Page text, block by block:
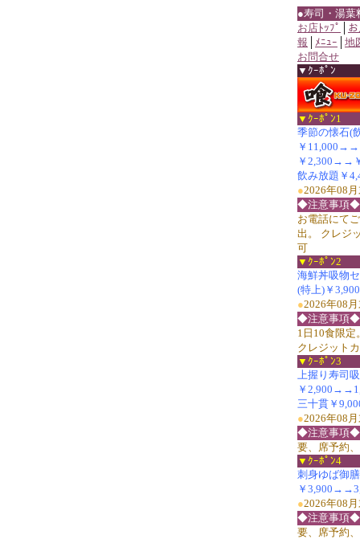
●寿司・湯
お店ﾄｯﾌﾟ
報
ﾒﾆｭｰ
地
お問合せ
▼ｸｰﾎﾟﾝ
▼ｸｰﾎﾟﾝ1
季節の懐石(
￥11,000→→
￥2,300→→
飲み放題￥
●2026年08
◆注意事項◆
お電話にて
出。 クレジ
可
▼ｸｰﾎﾟﾝ2
海鮮丼吸物
(特上)￥
●2026年08
◆注意事項◆
1日10食限
クレジット
▼ｸｰﾎﾟﾝ3
上握り寿司
￥
三十貫￥
●2026年08
◆注意事項◆
要、席予約
▼ｸｰﾎﾟﾝ4
刺身ゆば御
￥
●2026年08
◆注意事項◆
要、席予約